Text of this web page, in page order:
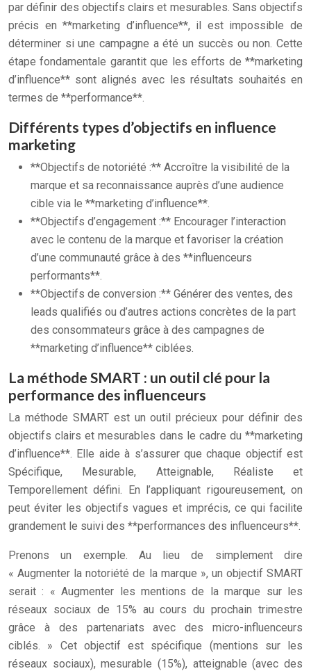
par définir des objectifs clairs et mesurables. Sans objectifs
précis en **marketing d’influence**, il est impossible de
déterminer si une campagne a été un succès ou non. Cette
étape fondamentale garantit que les efforts de **marketing
d’influence** sont alignés avec les résultats souhaités en
termes de **performance**.
Différents types d’objectifs en influence
marketing
**Objectifs de notoriété :** Accroître la visibilité de la
marque et sa reconnaissance auprès d’une audience
cible via le **marketing d’influence**.
**Objectifs d’engagement :** Encourager l’interaction
avec le contenu de la marque et favoriser la création
d’une communauté grâce à des **influenceurs
performants**.
**Objectifs de conversion :** Générer des ventes, des
leads qualifiés ou d’autres actions concrètes de la part
des consommateurs grâce à des campagnes de
**marketing d’influence** ciblées.
La méthode SMART : un outil clé pour la
performance des influenceurs
La méthode SMART est un outil précieux pour définir des
objectifs clairs et mesurables dans le cadre du **marketing
d’influence**. Elle aide à s’assurer que chaque objectif est
Spécifique, Mesurable, Atteignable, Réaliste et
Temporellement défini. En l’appliquant rigoureusement, on
peut éviter les objectifs vagues et imprécis, ce qui facilite
grandement le suivi des **performances des influenceurs**.
Prenons un exemple. Au lieu de simplement dire
« Augmenter la notoriété de la marque », un objectif SMART
serait : « Augmenter les mentions de la marque sur les
réseaux sociaux de 15% au cours du prochain trimestre
grâce à des partenariats avec des micro-influenceurs
ciblés. » Cet objectif est spécifique (mentions sur les
réseaux sociaux), mesurable (15%), atteignable (avec des